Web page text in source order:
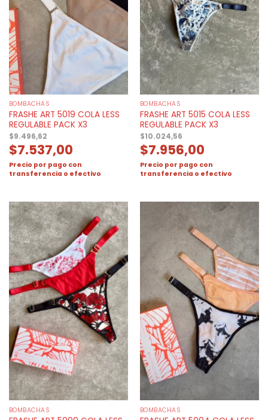
BOMBACHAS
FRASHE ART 5019 COLA LESS
REGULABLE PACK X3
$9.496,62
$7.537,00
Precio por pago con
transferencia o efectivo
BOMBACHAS
FRASHE ART 5015 COLA LESS
REGULABLE PACK X3
$10.024,56
$7.956,00
Precio por pago con
transferencia o efectivo
BOMBACHAS BOMBACHAS